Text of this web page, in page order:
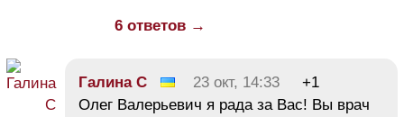
6 ответов →
Галина С 23 окт, 14:33
+1
Олег Валерьевич я рада за Вас! Вы врач